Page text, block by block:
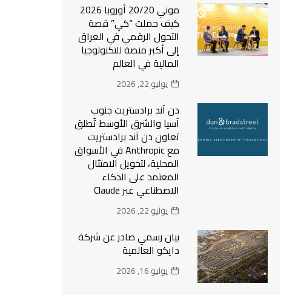
موني 20/20 أوروبا 2026
كيف حملت “كي” قصة
التحول الرقمي في العراق
إلى أكبر منصة للتكنولوجيا
المالية في العالم
يوليو 22, 2026
دن آند برادستريت جنوب
آسيا والشرق الأوسط تُطلق
تعاون دن آند برادستريت
مع Anthropic في الأسواق
المحلية، لتحويل الامتثال
المعتمد على الذكاء
الاصطناعي عبر Claude
يوليو 22, 2026
بيان رسمي صادر عن شركة
دايكو العالمية
يوليو 16, 2026